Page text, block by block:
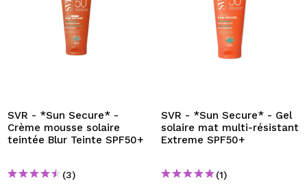
SVR - *Sun Secure* -
Crème mousse solaire
teintée Blur Teinte SPF50+
(3)
SVR - *Sun Secure* - Gel
solaire mat multi-résistant
Extreme SPF50+
(1)